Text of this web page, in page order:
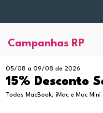
Campanhas RP
05/08 a 09/08 de 2026
15% Desconto
Todos MacBook, iMac e Mac Mini